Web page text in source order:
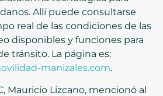
Allí puede consultarse
real de las condiciones de las
disponibles y funciones para
tránsito. La página es:
manizales.com.
Mauricio Lizcano, mencionó al